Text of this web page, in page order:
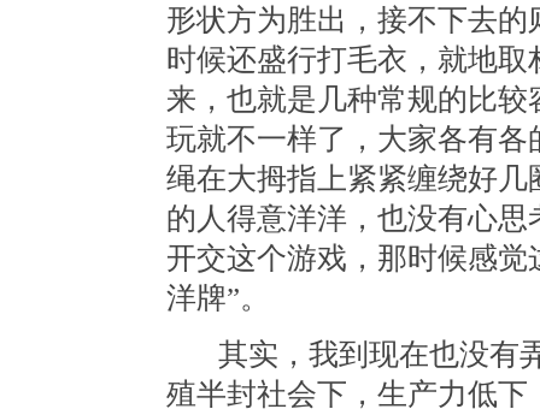
形状方为胜出，接不下去
时候还盛行打毛衣，就地
来，也就是几种常规的比
玩就不一样了，大家各有各
绳在大拇指上紧紧缠绕好
的人得意洋洋，也没有心
开交这个游戏，那时候感
洋牌”。
其实，我到现在也没有
殖半封社会下，生产力低